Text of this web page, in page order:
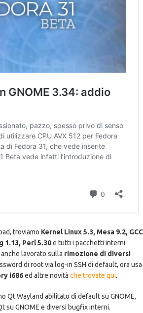
troviamo Kernel Linux 5.3, Mesa 9.2, GCC
1.13, Perl 5.30e tutti i pacchetti interni
lavorato sulla rimozione di diversi
di root via log-in SSH di default, ora usa
i686ed altre novità che trovate qui.
Qt Wayland abilitato di default su GNOME,
su GNOME e diversi bugfix interni.